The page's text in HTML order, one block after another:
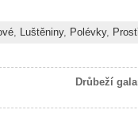
Luštěniny, Polévky,
Drůbeží